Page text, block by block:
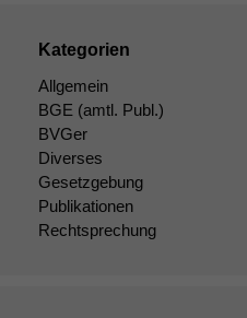
Kategorien
Allgemein
BGE (amtl. Publ.)
BVGer
Diverses
Gesetzgebung
Publikationen
Rechtsprechung